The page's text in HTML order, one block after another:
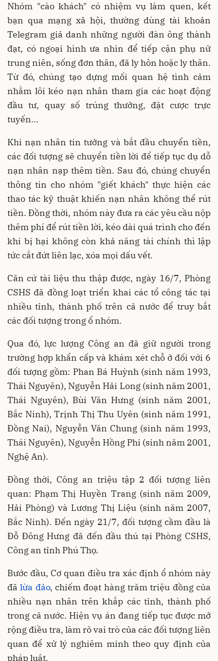
Nhóm "cào khách" có nhiệm vụ làm quen, kết
bạn qua mạng xã hội, thường dùng tài khoản
Telegram giả danh những người đàn ông thành
đạt, có ngoại hình ưa nhìn để tiếp cận phụ nữ
trung niên, sống đơn thân, đã ly hôn hoặc ly thân.
Từ đó, chúng tạo dựng mối quan hệ tình cảm
nhằm lôi kéo nạn nhân tham gia các hoạt động
đầu tư, quay số trúng thưởng, đặt cược trực
tuyến...
Khi nạn nhân tin tưởng và bắt đầu chuyển tiền,
các đối tượng sẽ chuyển tiền lời để tiếp tục dụ dỗ
nạn nhân nạp thêm tiền. Sau đó, chúng chuyển
thông tin cho nhóm "giết khách" thực hiện các
thao tác kỹ thuật khiến nạn nhân không thể rút
tiền. Đồng thời, nhóm này đưa ra các yêu cầu nộp
thêm phí để rút tiền lời, kéo dài quá trình cho đến
khi bị hại không còn khả năng tài chính thì lập
tức cắt đứt liên lạc, xóa mọi dấu vết.
Căn cứ tài liệu thu thập được, ngày 16/7, Phòng
CSHS đã đồng loạt triển khai các tổ công tác tại
nhiều tỉnh, thành phố trên cả nước để truy bắt
các đối tượng trong ổ nhóm.
Qua đó, lực lượng Công an đã giữ người trong
trường hợp khẩn cấp và khám xét chỗ ở đối với 6
đối tượng gồm: Phan Bá Huỳnh (sinh năm 1993,
Thái Nguyên), Nguyễn Hải Long (sinh năm 2001,
Thái Nguyên), Bùi Văn Hưng (sinh năm 2001,
Bắc Ninh), Trịnh Thị Thu Uyên (sinh năm 1991,
Đồng Nai), Nguyễn Văn Chung (sinh năm 1993,
Thái Nguyên), Nguyễn Hồng Phi (sinh năm 2001,
Nghệ An).
Đồng thời, Công an triệu tập 2 đối tượng liên
quan: Phạm Thị Huyền Trang (sinh năm 2009,
Hải Phòng) và Lương Thị Liệu (sinh năm 2007,
Bắc Ninh). Đến ngày 21/7, đối tượng cầm đầu là
Đỗ Đông Hưng đã đến đầu thú tại Phòng CSHS,
Công an tỉnh Phú Thọ.
Bước đầu, Cơ quan điều tra xác định ổ nhóm này
đãlừa đảo, chiếm đoạt hàng trăm triệu đồng của
nhiều nạn nhân trên khắp các tỉnh, thành phố
trong cả nước. Hiện vụ án đang tiếp tục được mở
rộng điều tra, làm rõ vai trò của các đối tượng liên
quan để xử lý nghiêm minh theo quy định của
pháp luật.